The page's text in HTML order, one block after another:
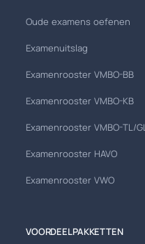
Oude examens oefenen
Examenuitslag
Examenrooster VMBO-BB
Examenrooster VMBO-KB
Examenrooster VMBO-TL/GL
Examenrooster HAVO
Examenrooster VWO
VOORDEELPAKKETTEN